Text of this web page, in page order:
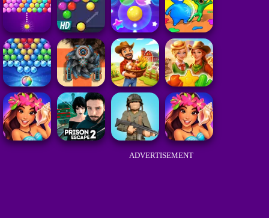
ADVERTISEMENT